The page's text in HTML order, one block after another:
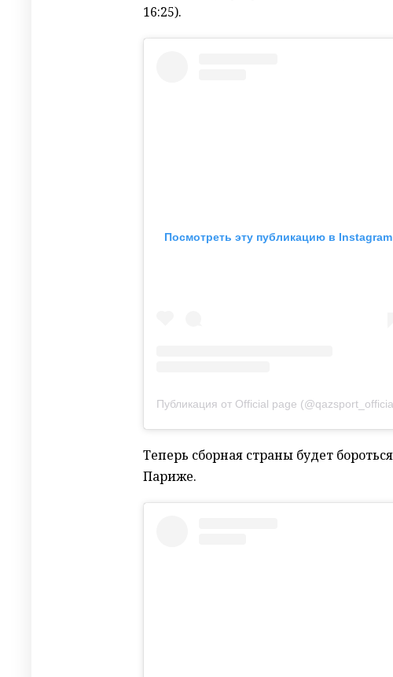
16:25).
Посмотреть эту публикацию в Instagram
Публикация от Official page
Теперь сборная страны будет
Париже.